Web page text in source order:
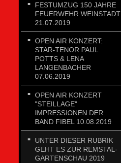
FESTUMZUG 150 JAHRE
FEUERWEHR WEINSTADT
21.07.2019
OPEN AIR KONZERT:
STAR-TENOR PAUL
POTTS & LENA
LANGENBACHER
07.06.2019
OPEN AIR KONZERT
"STEILLAGE"
IMPRESSIONEN DER
BAND FIBEL 10.08.2019
UNTER DIESER RUBRIK
GEHT ES ZUR REMSTAL-
GARTENSCHAU 2019